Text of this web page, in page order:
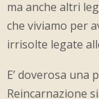
ma anche altri
che viviamo per
irrisolte legate
E’ doverosa una
Reincarnazione